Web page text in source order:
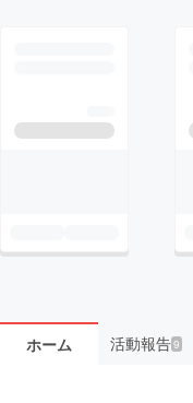
ホーム 活動報告9